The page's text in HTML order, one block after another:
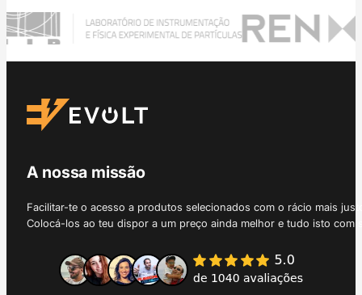
A nossa missão
Facilitar-te o acesso a produtos selecionados com o rácio mais
Colocá-los ao teu dispor a um preço ainda melhor e tudo isto